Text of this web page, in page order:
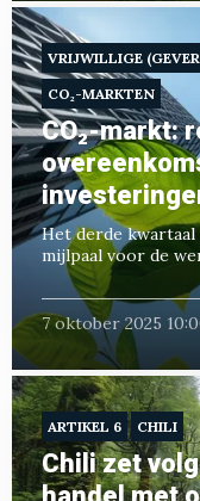
VRIJWILLIGE
CO₂-MARKTEN
CO₂-markt:
Het derde kwartaal
mijlpaal voor de
7 oktober 2025
ARTIKEL 6 CHILI
Chili zet